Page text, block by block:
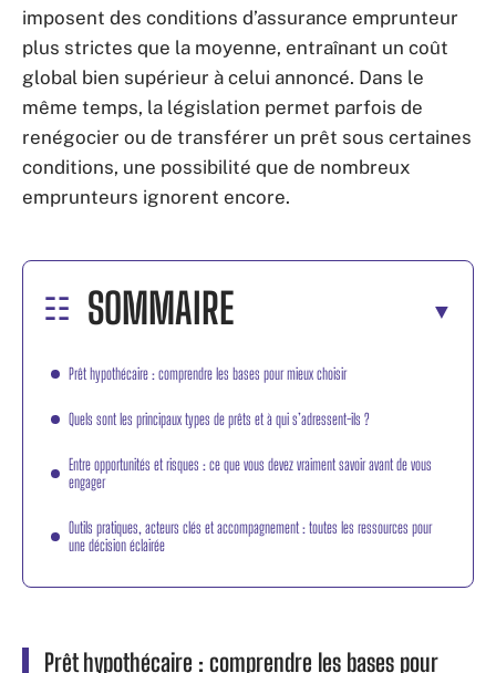
imposent des conditions d’assurance emprunteur
plus strictes que la moyenne, entraînant un coût
global bien supérieur à celui annoncé. Dans le
même temps, la législation permet parfois de
renégocier ou de transférer un prêt sous certaines
conditions, une possibilité que de nombreux
emprunteurs ignorent encore.
SOMMAIRE
Prêt hypothécaire : comprendre les bases pour mieux choisir
Quels sont les principaux types de prêts et à qui s’adressent-ils ?
Entre opportunités et risques : ce que vous devez vraiment savoir avant de vous
engager
Outils pratiques, acteurs clés et accompagnement : toutes les ressources pour
une décision éclairée
Prêt hypothécaire : comprendre les bases pour